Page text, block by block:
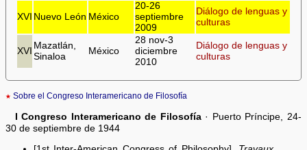
XVI Nuevo León México
20-26
septiembre
2009
Diálogo de lenguas y
culturas
XVI
Mazatlán,
Sinaloa
México
28 nov-3
diciembre
2010
Diálogo de lenguas y
culturas
★ Sobre el Congreso Interamericano de Filosofía
I Congreso Interamericano de Filosofía· Puerto Príncipe, 24-
30 de septiembre de 1944